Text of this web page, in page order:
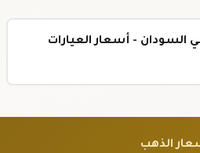
السودان - أسعار العيارات
الذهب